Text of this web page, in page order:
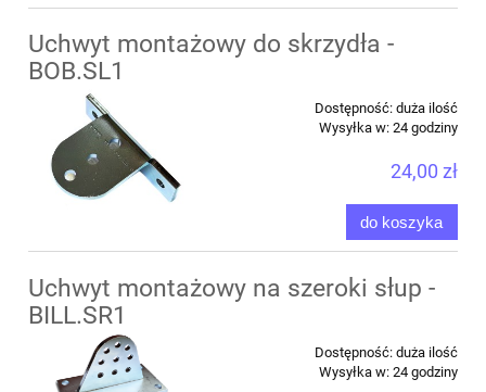
Uchwyt montażowy do skrzydła -
BOB.SL1
Dostępność: duża ilość
Wysyłka w: 24 godziny
24,00 zł
do koszyka
Uchwyt montażowy na szeroki słup -
BILL.SR1
Dostępność: duża ilość
Wysyłka w: 24 godziny